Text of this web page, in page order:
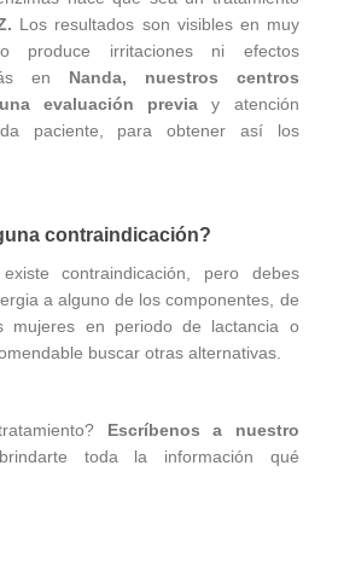
Los resultados son visibles en muy
produce irritaciones ni efectos
en Nanda, nuestros centros
evaluación previa y atención
paciente, para obtener así los
contraindicación?
contraindicación, pero debes
a alguno de los componentes, de
mujeres en periodo de lactancia o
buscar otras alternativas.
Escríbenos a nuestro
toda la información qué